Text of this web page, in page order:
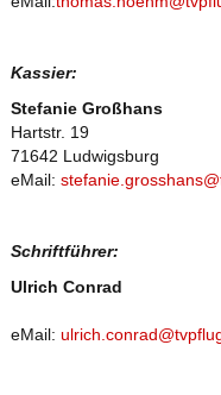
Kassier:
Stefanie Großhans
Hartstr. 19
71642 Ludwigsburg
eMail:
Schriftführer:
Ulrich Conrad
eMail: